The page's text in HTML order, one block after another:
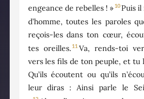
engeance de rebelles ! » 10 Puis il
d’homme, toutes les paroles
reçois-les dans ton cœur,
tes oreilles. 11 Va, rends-toi
vers les fils de ton peuple, et tu
Qu’ils écoutent ou qu’ils
leur diras : Ainsi parle le